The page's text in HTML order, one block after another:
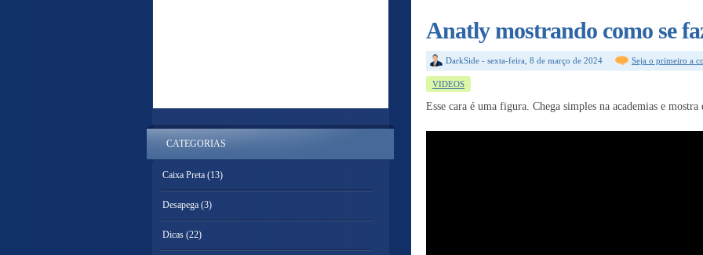
Anatly mostrando como se
DarkSide - sexta-feira, 8 de março de 2024 Seja o primeiro a
VIDEOS
Esse cara é uma figura. Chega simples na academias e
CATEGORIAS
Caixa Preta (13)
Desapega (3)
Dicas (22)